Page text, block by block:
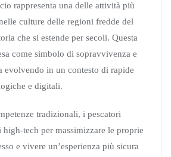
rappresenta una delle attività più
culture delle regioni fredde del
che si estende per secoli. Questa
come simbolo di sopravvivenza e
evolvendo in un contesto di rapide
e digitali.
tradizionali, i pescatori
high-tech per massimizzare le proprie
e vivere un’esperienza più sicura